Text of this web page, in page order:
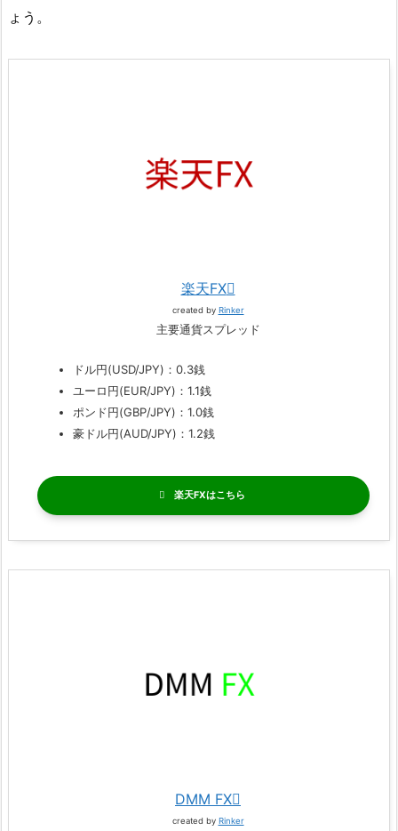
ょう。
楽天FX
created by Rinker
主要通貨スプレッド
ドル円(USD/JPY)：0.3銭
ユーロ円(EUR/JPY)：1.1銭
ポンド円(GBP/JPY)：1.0銭
豪ドル円(AUD/JPY)：1.2銭
楽天FX
DMM FX
created by Rinker